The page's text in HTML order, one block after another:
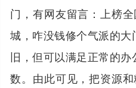
门，有网友留言：上榜
城，咋没钱修个气派的大
旧，但可以满足正常的
数。由此可见，把资源